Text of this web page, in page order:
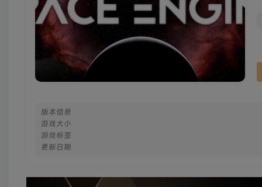
版本信息
游戏大小
游戏标签
更新日期